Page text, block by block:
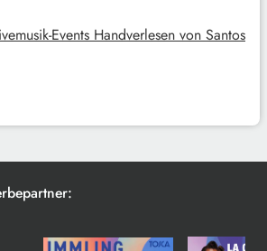
Events Handverlesen von Santos